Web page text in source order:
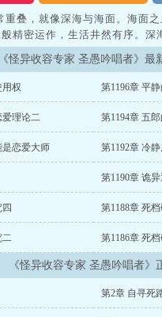
重叠，就像深海与海面。海面
精密运作，生活井然有序。深
，无数禁忌沉于海中——奇术、
形上学、神性/至高神性……只有
还是不幸？夏守穿越到这个神
”
《怪异收容专家 圣愚吟唱者》最
用权 第1196章 平
爱理论二 第1194章 五
是恋爱大师 第1192章 冷
第1190章 诡
第1188章 死
二 第1186章 死
《怪异收容专家 圣愚吟唱者》
第2章 自寻死